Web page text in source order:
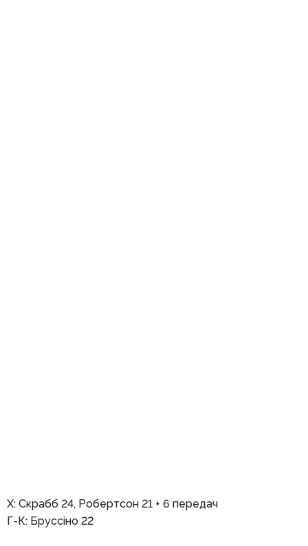
Х: Скрабб 24, Робертсон 21 + 6 передач
Г-К: Бруссіно 22